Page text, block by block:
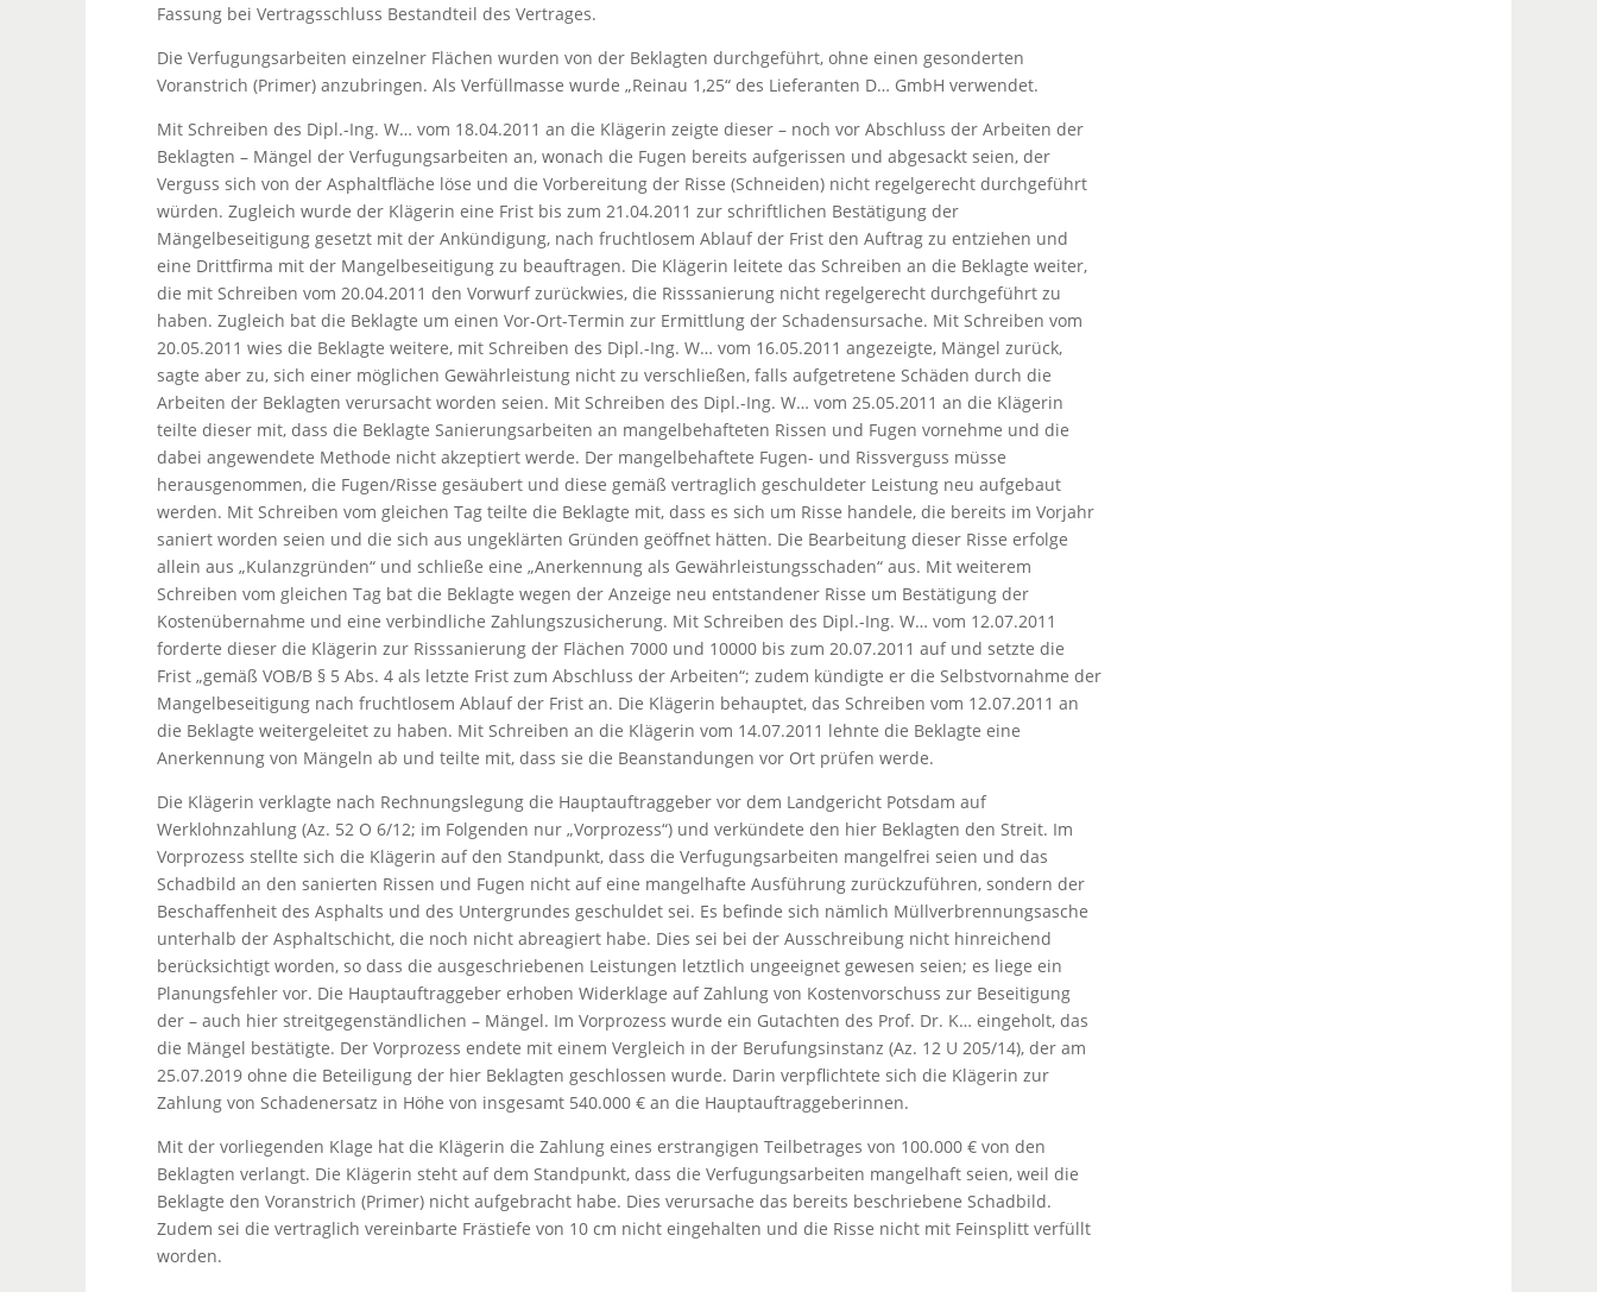
Fassung bei Vertragsschluss Bestandteil des Vertrages.
Die Verfugungsarbeiten einzelner Flächen wurden von der Beklagten durchgeführt, ohne einen gesonderten
Voranstrich (Primer) anzubringen. Als Verfüllmasse wurde „Reinau 1,25“ des Lieferanten D… GmbH verwendet.
Mit Schreiben des Dipl.-Ing. W… vom 18.04.2011 an die Klägerin zeigte dieser – noch vor Abschluss der Arbeiten der
Beklagten – Mängel der Verfugungsarbeiten an, wonach die Fugen bereits aufgerissen und abgesackt seien, der
Verguss sich von der Asphaltfläche löse und die Vorbereitung der Risse (Schneiden) nicht regelgerecht durchgeführt
würden. Zugleich wurde der Klägerin eine Frist bis zum 21.04.2011 zur schriftlichen Bestätigung der
Mängelbeseitigung gesetzt mit der Ankündigung, nach fruchtlosem Ablauf der Frist den Auftrag zu entziehen und
eine Drittfirma mit der Mangelbeseitigung zu beauftragen. Die Klägerin leitete das Schreiben an die Beklagte weiter,
die mit Schreiben vom 20.04.2011 den Vorwurf zurückwies, die Risssanierung nicht regelgerecht durchgeführt zu
haben. Zugleich bat die Beklagte um einen Vor-Ort-Termin zur Ermittlung der Schadensursache. Mit Schreiben vom
20.05.2011 wies die Beklagte weitere, mit Schreiben des Dipl.-Ing. W… vom 16.05.2011 angezeigte, Mängel zurück,
sagte aber zu, sich einer möglichen Gewährleistung nicht zu verschließen, falls aufgetretene Schäden durch die
Arbeiten der Beklagten verursacht worden seien. Mit Schreiben des Dipl.-Ing. W… vom 25.05.2011 an die Klägerin
teilte dieser mit, dass die Beklagte Sanierungsarbeiten an mangelbehafteten Rissen und Fugen vornehme und die
dabei angewendete Methode nicht akzeptiert werde. Der mangelbehaftete Fugen- und Rissverguss müsse
herausgenommen, die Fugen/Risse gesäubert und diese gemäß vertraglich geschuldeter Leistung neu aufgebaut
werden. Mit Schreiben vom gleichen Tag teilte die Beklagte mit, dass es sich um Risse handele, die bereits im Vorjahr
saniert worden seien und die sich aus ungeklärten Gründen geöffnet hätten. Die Bearbeitung dieser Risse erfolge
allein aus „Kulanzgründen“ und schließe eine „Anerkennung als Gewährleistungsschaden“ aus. Mit weiterem
Schreiben vom gleichen Tag bat die Beklagte wegen der Anzeige neu entstandener Risse um Bestätigung der
Kostenübernahme und eine verbindliche Zahlungszusicherung. Mit Schreiben des Dipl.-Ing. W… vom 12.07.2011
forderte dieser die Klägerin zur Risssanierung der Flächen 7000 und 10000 bis zum 20.07.2011 auf und setzte die
Frist „gemäß VOB/B § 5 Abs. 4 als letzte Frist zum Abschluss der Arbeiten“; zudem kündigte er die Selbstvornahme der
Mangelbeseitigung nach fruchtlosem Ablauf der Frist an. Die Klägerin behauptet, das Schreiben vom 12.07.2011 an
die Beklagte weitergeleitet zu haben. Mit Schreiben an die Klägerin vom 14.07.2011 lehnte die Beklagte eine
Anerkennung von Mängeln ab und teilte mit, dass sie die Beanstandungen vor Ort prüfen werde.
Die Klägerin verklagte nach Rechnungslegung die Hauptauftraggeber vor dem Landgericht Potsdam auf
Werklohnzahlung (Az. 52 O 6/12; im Folgenden nur „Vorprozess“) und verkündete den hier Beklagten den Streit. Im
Vorprozess stellte sich die Klägerin auf den Standpunkt, dass die Verfugungsarbeiten mangelfrei seien und das
Schadbild an den sanierten Rissen und Fugen nicht auf eine mangelhafte Ausführung zurückzuführen, sondern der
Beschaffenheit des Asphalts und des Untergrundes geschuldet sei. Es befinde sich nämlich Müllverbrennungsasche
unterhalb der Asphaltschicht, die noch nicht abreagiert habe. Dies sei bei der Ausschreibung nicht hinreichend
berücksichtigt worden, so dass die ausgeschriebenen Leistungen letztlich ungeeignet gewesen seien; es liege ein
Planungsfehler vor. Die Hauptauftraggeber erhoben Widerklage auf Zahlung von Kostenvorschuss zur Beseitigung
der – auch hier streitgegenständlichen – Mängel. Im Vorprozess wurde ein Gutachten des Prof. Dr. K… eingeholt, das
die Mängel bestätigte. Der Vorprozess endete mit einem Vergleich in der Berufungsinstanz (Az. 12 U 205/14), der am
25.07.2019 ohne die Beteiligung der hier Beklagten geschlossen wurde. Darin verpflichtete sich die Klägerin zur
Zahlung von Schadenersatz in Höhe von insgesamt 540.000 € an die Hauptauftraggeberinnen.
Mit der vorliegenden Klage hat die Klägerin die Zahlung eines erstrangigen Teilbetrages von 100.000 € von den
Beklagten verlangt. Die Klägerin steht auf dem Standpunkt, dass die Verfugungsarbeiten mangelhaft seien, weil die
Beklagte den Voranstrich (Primer) nicht aufgebracht habe. Dies verursache das bereits beschriebene Schadbild.
Zudem sei die vertraglich vereinbarte Frästiefe von 10 cm nicht eingehalten und die Risse nicht mit Feinsplitt verfüllt
worden.